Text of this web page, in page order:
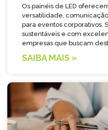
Os painéis de LED
versatilidade,
para eventos corporativos.
sustentáveis e com
empresas que buscam
SAIBA MAIS »